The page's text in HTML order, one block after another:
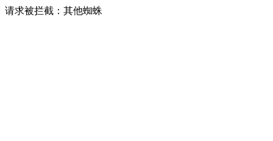
请求被拦截：其他蜘蛛